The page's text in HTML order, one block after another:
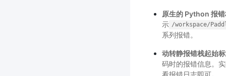
原生的 Python 报
示 /workspace/
系列报错。
动转静报错栈起始
码时的报错信息。
看报错日志即可。